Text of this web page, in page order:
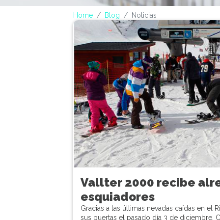
Home Blog Noticias
Vallter 2000 recibe
esquiadores
Gracias a las últimas nevadas caídas en el
sus puertas el pasado día 3 de diciembre.